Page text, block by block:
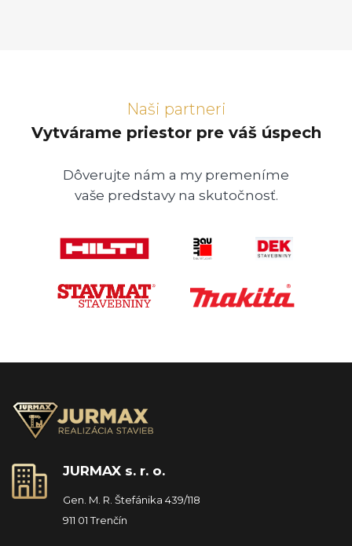
Naši partneri
Vytvárame priestor pre váš úspech
Dôverujte nám a my premeníme
vaše predstavy na skutočnosť.
JURMAX s. r. o.
Gen. M. R. Štefánika 439/118
911 01 Trenčín